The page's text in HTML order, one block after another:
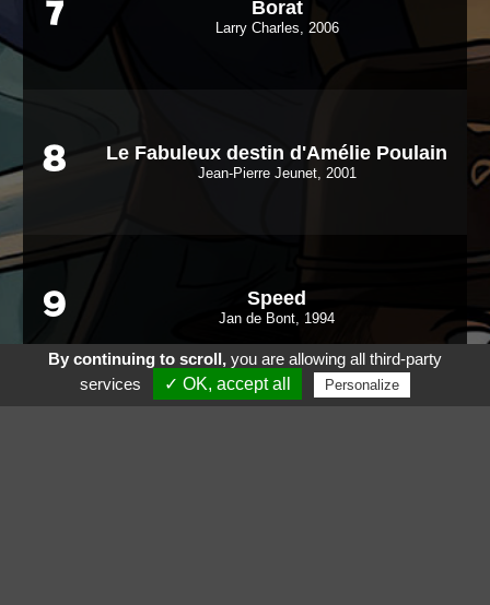
7 Borat
Larry Charles, 2006
8 Le Fabuleux destin d'Amélie Poulain
Jean-Pierre Jeunet, 2001
9 Speed
Jan de Bont, 1994
By continuing to scroll,you are allowing all third-party
services
✓ OK, accept all Personalize